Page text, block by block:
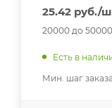
25.42 руб./
20000 до
Есть в
Мин. шаг